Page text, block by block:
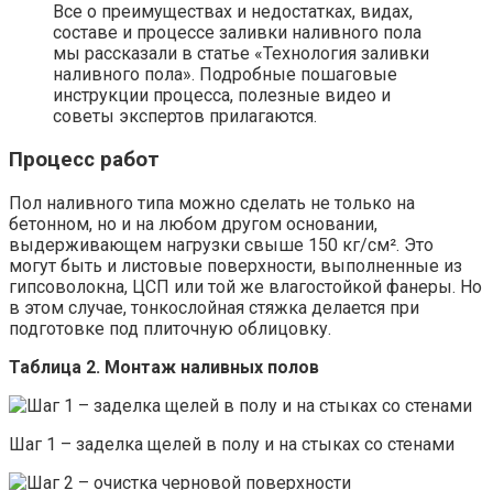
Все о преимуществах и недостатках, видах,
составе и процессе заливки наливного пола
мы рассказали в статье «Технология заливки
наливного пола». Подробные пошаговые
инструкции процесса, полезные видео и
советы экспертов прилагаются.
Процесс работ
Пол наливного типа можно сделать не только на
бетонном, но и на любом другом основании,
выдерживающем нагрузки свыше 150 кг/см². Это
могут быть и листовые поверхности, выполненные из
гипсоволокна, ЦСП или той же влагостойкой фанеры. Но
в этом случае, тонкослойная стяжка делается при
подготовке под плиточную облицовку.
Таблица 2. Монтаж наливных полов
Шаг 1 – заделка щелей в полу и на стыках со стенами